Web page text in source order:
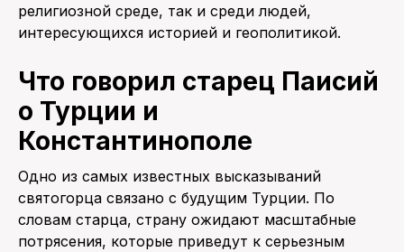
религиозной среде, так и среди людей,
интересующихся историей и геополитикой.
Что говорил старец Паисий
о Турции и
Константинополе
Одно из самых известных высказываний
святогорца связано с будущим Турции. По
словам старца, страну ожидают масштабные
потрясения, которые приведут к серьезным